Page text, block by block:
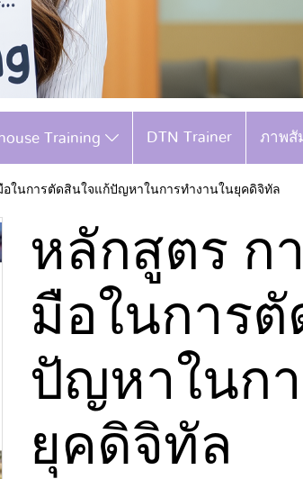
Training DTN Trainer ภาพสั
อในการตัดสินใจแก้ปัญหาในการทำงานในยุคดิจิทัล
หลักสูตร ก
มือในการ
ปัญหาในก
ยุคดิจิทัล